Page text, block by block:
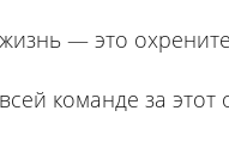
— это
команде за этот